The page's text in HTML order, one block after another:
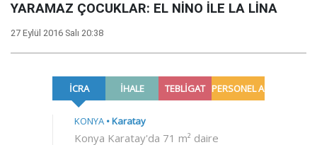
YARAMAZ ÇOCUKLAR: EL NİNO İLE LA LİNA
27 Eylül 2016 Salı 20:38